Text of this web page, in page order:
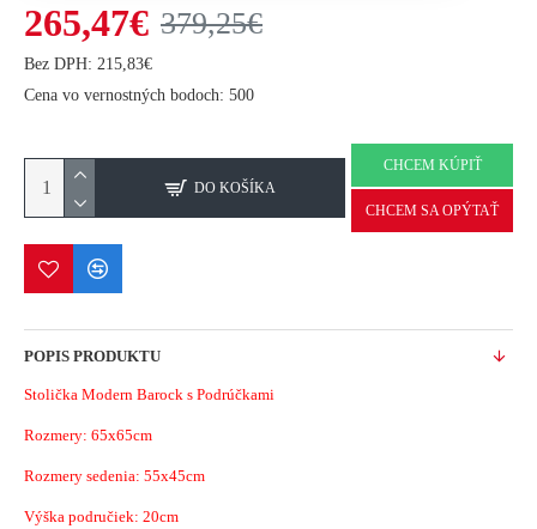
265,47€ 379,25€
Bez DPH: 215,83€
Cena vo vernostných bodoch: 500
DO KOŠÍKA
CHCEM KÚPIŤ
CHCEM SA OPÝTAŤ
POPIS PRODUKTU
Stolička Modern Barock s Podrúčkami
Rozmery: 65x65cm
Rozmery sedenia: 55x45cm
Výška područiek: 20cm